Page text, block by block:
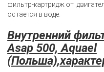
фильтр-картридж от
остается в воде.
Внутренний
Asap 500, Aquael